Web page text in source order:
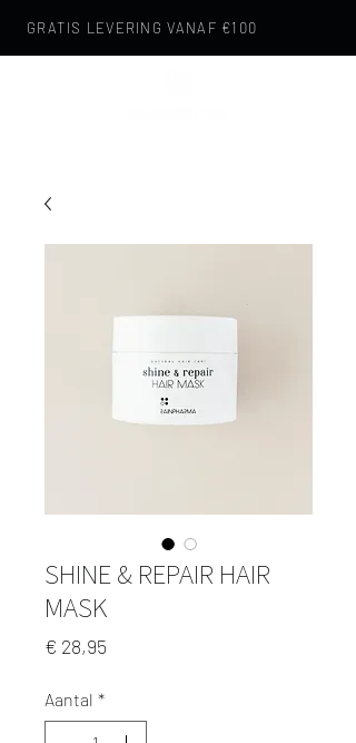
GRATIS LEVERING VANAF €100
SHINE & REPAIR HAIR
MASK
€ 28,95
Aantal *